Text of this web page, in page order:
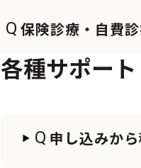
Q保険診療・自費
各種サポート
Q 申し込みか